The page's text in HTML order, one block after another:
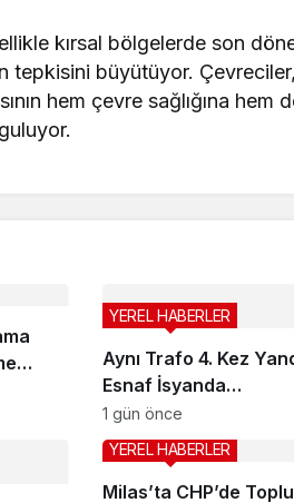
kırsal bölgelerde son
tepkisini büyütüyor.
hem çevre sağlığına
Aynı Trafo 4. Kez
Esnaf İsyanda…
YEREL HABERLER
1 gün önce
Milas’ta CHP’de
YEREL HABERLER